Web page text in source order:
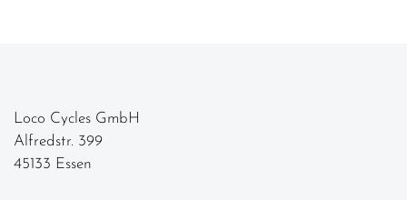
Loco Cycles GmbH
Alfredstr. 399
45133 Essen